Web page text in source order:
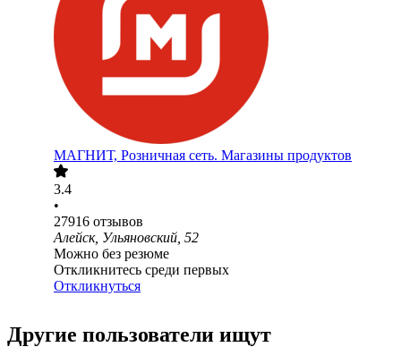
МАГНИТ, Розничная сеть. Магазины продуктов
3.4
•
27916 отзывов
Алейск, Ульяновский, 52
Можно без резюме
Откликнитесь среди первых
Откликнуться
Другие пользователи ищут